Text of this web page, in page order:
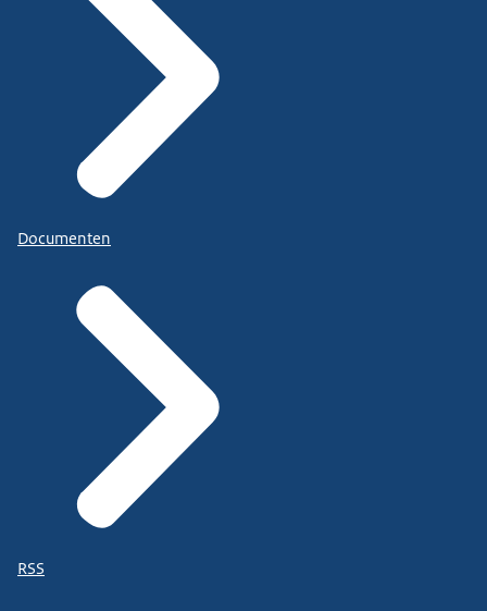
Documenten
RSS